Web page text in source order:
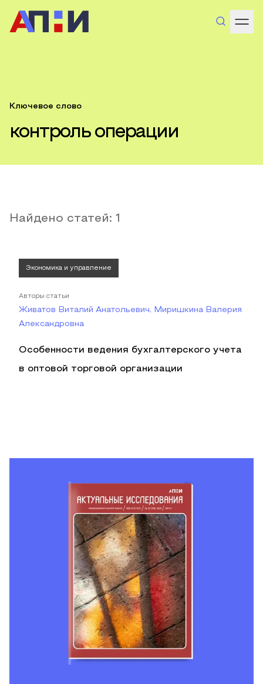
Ключевое слово
контроль операции
Найдено статей: 1
Экономика и управление
Авторы статьи
Живатов Виталий Анатольевич, Миришкина Валерия
Александровна
Особенности ведения бухгалтерского учета
в оптовой торговой организации